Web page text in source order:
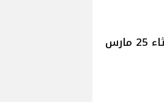
اليوم الثلاثاء 25 مارس